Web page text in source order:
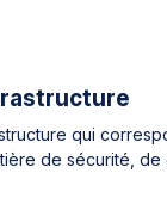
qui
de sécurité,